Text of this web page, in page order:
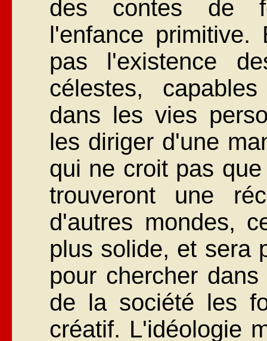
des contes de
l'enfance
pas l'existence
célestes,
dans les vies
les diriger d'une
qui ne croit pas
trouveront une
d'autres mondes,
plus solide, et sera
pour chercher
de la société les
créatif. L'idéologie